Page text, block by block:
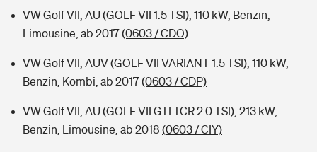
VW Golf VII, AU (GOLF VII 1.5 TSI), 110 kW, Benzin,
Limousine, ab 2017(0603 / CDO)
VW Golf VII, AUV (GOLF VII VARIANT 1.5 TSI), 110 kW,
Benzin, Kombi, ab 2017(0603 / CDP)
VW Golf VII, AU (GOLF VII GTI TCR 2.0 TSI), 213 kW,
Benzin, Limousine, ab 2018 (0603 / CIY)